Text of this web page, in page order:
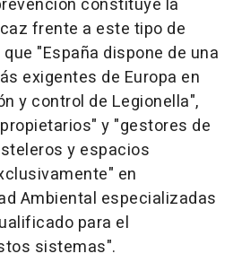
constituye la
frente a este tipo de
"España dispone de una
exigentes de Europa en
y control de Legionella",
y "gestores de
y espacios
en
Ambiental especializadas
para el
sistemas".